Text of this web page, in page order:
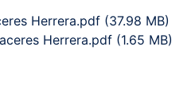
Herrera.pdf (37.98 MB)
Herrera.pdf (1.65 MB)